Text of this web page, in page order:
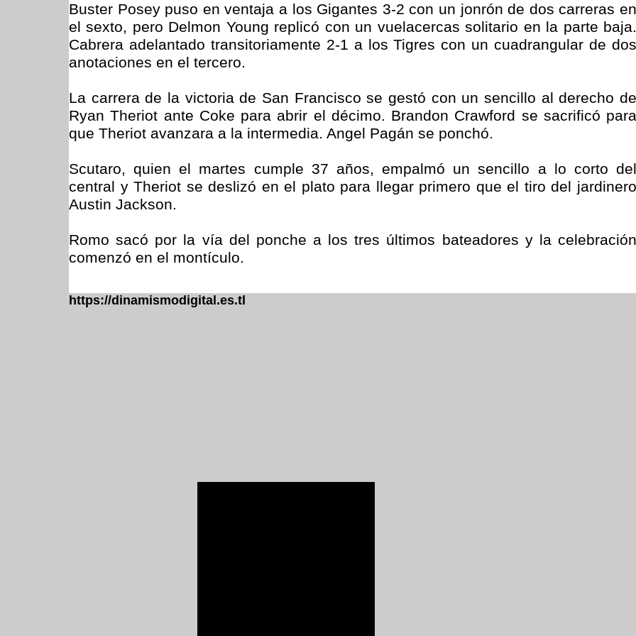
Buster Posey puso en ventaja a los Gigantes 3-2 con un jonrón de dos carreras en
el sexto, pero Delmon Young replicó con un vuelacercas solitario en la parte baja.
Cabrera adelantado transitoriamente 2-1 a los Tigres con un cuadrangular de dos
anotaciones en el tercero.
La carrera de la victoria de San Francisco se gestó con un sencillo al derecho de
Ryan Theriot ante Coke para abrir el décimo. Brandon Crawford se sacrificó para
que Theriot avanzara a la intermedia. Angel Pagán se ponchó.
Scutaro, quien el martes cumple 37 años, empalmó un sencillo a lo corto del
central y Theriot se deslizó en el plato para llegar primero que el tiro del jardinero
Austin Jackson.
Romo sacó por la vía del ponche a los tres últimos bateadores y la celebración
comenzó en el montículo.
https://dinamismodigital.es.tl